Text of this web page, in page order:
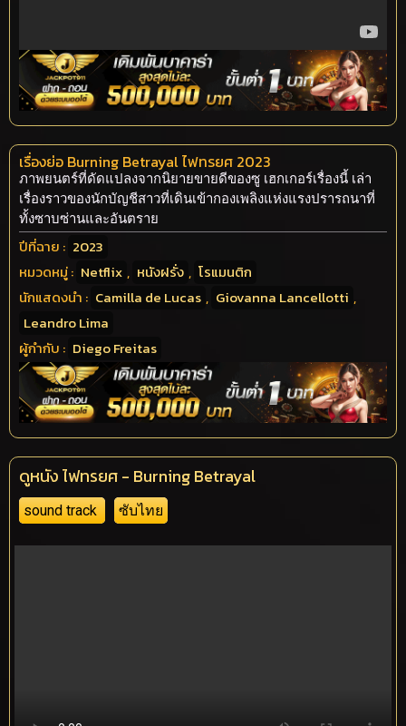
เรื่องย่อ Burning Betrayal ไฟทรยศ 2023
ภาพยนตร์ที่ดัดแปลงจากนิยายขายดีของซู เฮกเกอร์เรื่องนี้ เล่า
เรื่องราวของนักบัญชีสาวที่เดินเข้ากองเพลิงแห่งแรงปรารถนาที่
ทั้งซาบซ่านและอันตราย
ปีที่ฉาย : 2023
หมวดหมู่ : Netflix , หนังฝรั่ง , โรแมนติก
นักแสดงนำ : Camilla de Lucas , Giovanna Lancellotti ,
Leandro Lima
ผู้กำกับ : Diego Freitas
ดูหนัง ไฟทรยศ - Burning Betrayal
sound track ซับไทย